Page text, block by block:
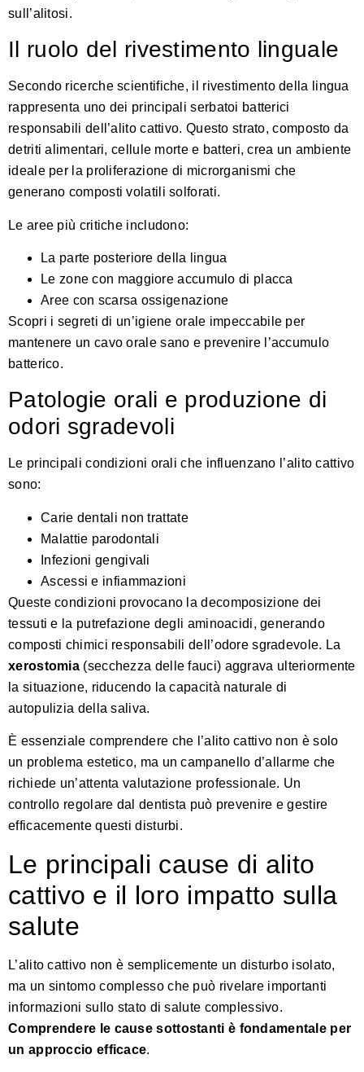
sull’alitosi.
Il ruolo del rivestimento linguale
Secondo ricerche scientifiche, il rivestimento della lingua
rappresenta uno dei principali serbatoi batterici
responsabili dell’alito cattivo. Questo strato, composto da
detriti alimentari, cellule morte e batteri, crea un ambiente
ideale per la proliferazione di microrganismi che
generano composti volatili solforati.
Le aree più critiche includono:
La parte posteriore della lingua
Le zone con maggiore accumulo di placca
Aree con scarsa ossigenazione
Scopri i segreti di un’igiene orale impeccabile per
mantenere un cavo orale sano e prevenire l’accumulo
batterico.
Patologie orali e produzione di
odori sgradevoli
Le principali condizioni orali che influenzano l’alito cattivo
sono:
Carie dentali non trattate
Malattie parodontali
Infezioni gengivali
Ascessi e infiammazioni
Queste condizioni provocano la decomposizione dei
tessuti e la putrefazione degli aminoacidi, generando
composti chimici responsabili dell’odore sgradevole. La
xerostomia (secchezza delle fauci) aggrava ulteriormente
la situazione, riducendo la capacità naturale di
autopulizia della saliva.
È essenziale comprendere che l’alito cattivo non è solo
un problema estetico, ma un campanello d’allarme che
richiede un’attenta valutazione professionale. Un
controllo regolare dal dentista può prevenire e gestire
efficacemente questi disturbi.
Le principali cause di alito
cattivo e il loro impatto sulla
salute
L’alito cattivo non è semplicemente un disturbo isolato,
ma un sintomo complesso che può rivelare importanti
informazioni sullo stato di salute complessivo.
Comprendere le cause sottostanti è fondamentale per
un approccio efficace.